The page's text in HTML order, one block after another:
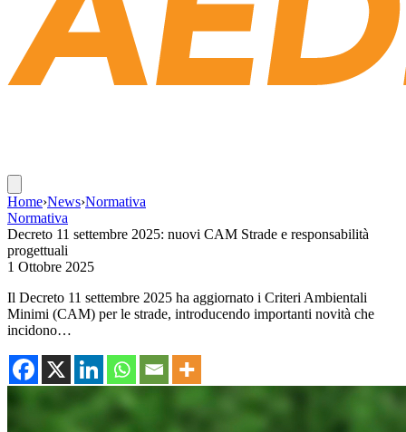
Home›News›Normativa
Normativa
Decreto 11 settembre 2025: nuovi CAM Strade e responsabilità
progettuali
1 Ottobre 2025
Il Decreto 11 settembre 2025 ha aggiornato i Criteri Ambientali
Minimi (CAM) per le strade, introducendo importanti novità che
incidono…